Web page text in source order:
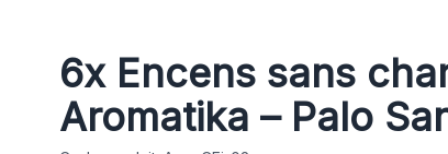
6xEncens sans
Aromatika – Palo